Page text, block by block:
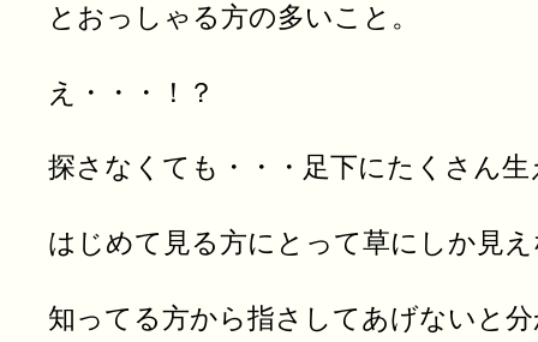
とおっしゃる方の多いこと。
え・・・！？
探さなくても・・・足下にたくさん
はじめて見る方にとって草にしか見
知ってる方から指さしてあげないと